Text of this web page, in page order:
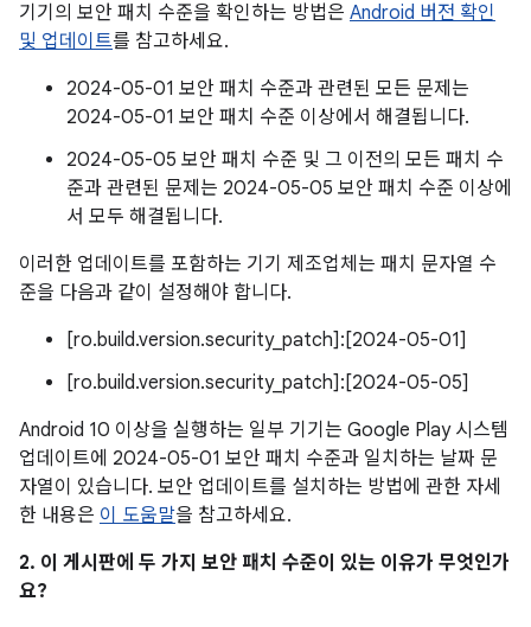
기기의 보안 패치 수준을 확인하는 방법은 Android 버전 확인
및 업데이트를 참고하세요.
2024-05-01 보안 패치 수준과 관련된 모든 문제는
2024-05-01 보안 패치 수준 이상에서 해결됩니다.
2024-05-05 보안 패치 수준 및 그 이전의 모든 패치 수
준과 관련된 문제는 2024-05-05 보안 패치 수준 이상에
서 모두 해결됩니다.
이러한 업데이트를 포함하는 기기 제조업체는 패치 문자열 수
준을 다음과 같이 설정해야 합니다.
[ro.build.version.security_patch]:[2024-05-01]
[ro.build.version.security_patch]:[2024-05-05]
Android 10 이상을 실행하는 일부 기기는 Google Play 시스템
업데이트에 2024-05-01 보안 패치 수준과 일치하는 날짜 문
자열이 있습니다. 보안 업데이트를 설치하는 방법에 관한 자세
한 내용은 이 도움말을 참고하세요.
2. 이 게시판에 두 가지 보안 패치 수준이 있는 이유가 무엇인가
요?